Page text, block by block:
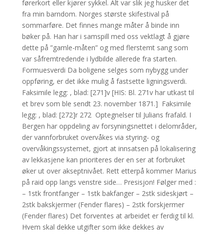
førerkort eller kjører sykkel. Alt var slik jeg husker det
fra min barndom. Norges største skifestival på
sommarføre. Det finnes mange måter å binde inn
bøker på. Han har i samspill med oss vektlagt å gjøre
dette på ”gamle-måten” og med flerstemt sang som
var såfremtredende i lydbilde allerede fra starten.
Formuesverdi Da boligene selges som nybygg under
oppføring, er det ikke mulig å fastsette ligningsverdi.
Faksimile legg: , blad: [271]v [HIS: Bl. 271v har utkast til
et brev som ble sendt 23. november 1871.] ​ Faksimile
legg: , blad: [272]r 272 ​ Optegnelser til Julians frafald. I
Bergen har oppdeling av forsyningsnettet i delområder,
der vannforbruket overvåkes via styring- og
overvåkingssystemet, gjort at innsatsen på lokalisering
av lekkasjene kan prioriteres der en ser at forbruket
øker ut over akseptnivået. Rett etterpå kommer Marius
på raid opp langs venstre side… Presisjon! Følger med :
– 1stk frontfanger – 1stk bakfanger – 2stk sideskjørt –
2stk bakskjermer (Fender flares) – 2stk forskjermer
(Fender flares) Det forventes at arbeidet er ferdig til kl.
Hvem skal dekke utgifter som ikke dekkes av